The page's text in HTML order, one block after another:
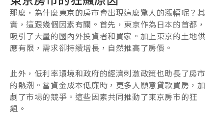
那麼，為什麼東京的房市會出現這麼驚人的漲幅呢？其
實，這跟幾個因素有關。首先，東京作為日本的首都，
吸引了大量的國內外投資者和買家。加上東京的土地供
應有限，需求卻持續增長，自然推高了房價。
此外，低利率環境和政府的經濟刺激政策也助長了房市
的熱潮。當資金成本低廉時，更多人願意貸款買房，加
劇了市場的競爭。這些因素共同推動了東京房市的狂
飆。